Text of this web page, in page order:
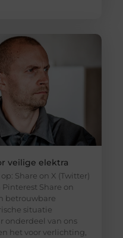
veilige elektra
Share on X (Twitter)
Pinterest Share on
betrouwbare
situatie
onderdeel van ons
het voor verlichting,